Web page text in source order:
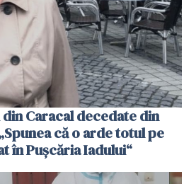
Caracal decedate din
că o arde totul pe
în Puşcăria Iadului“